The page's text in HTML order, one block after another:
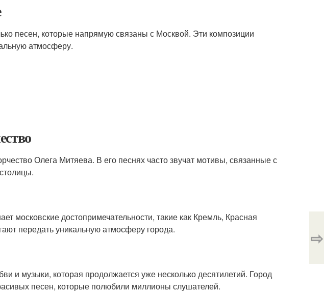
песен, которые напрямую связаны с Москвой. Эти композиции
атмосферу.
Олега Митяева. В его песнях часто звучат мотивы, связанные с
московские достопримечательности, такие как Кремль, Красная
передать уникальную атмосферу города.
и музыки, которая продолжается уже несколько десятилетий. Город
песен, которые полюбили миллионы слушателей.
⇨